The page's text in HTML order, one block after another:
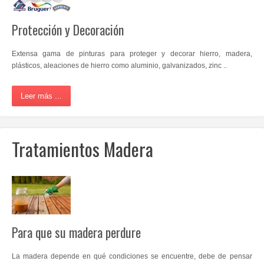
Protección y Decoración
Extensa gama de pinturas para proteger y decorar hierro, madera,
plásticos, aleaciones de hierro como aluminio, galvanizados, zinc ..
Leer más ...
Tratamientos Madera
Para que su madera perdure
La madera depende en qué condiciones se encuentre, debe de pensar